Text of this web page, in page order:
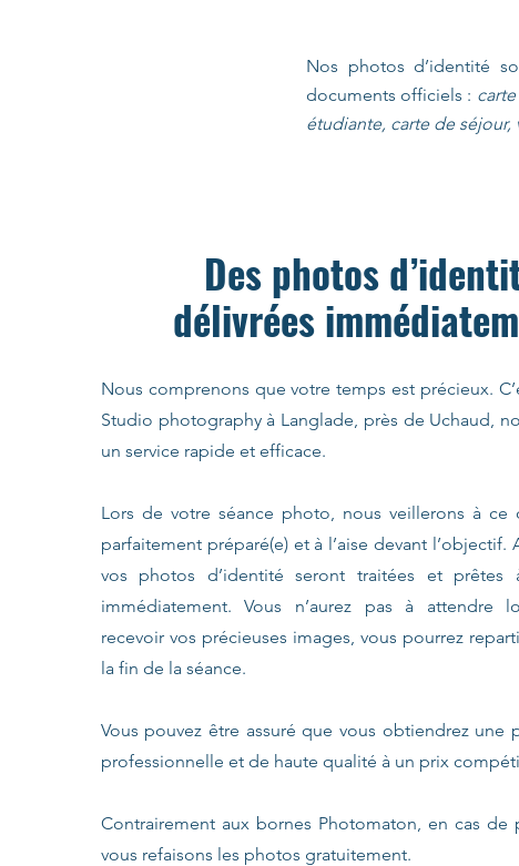
Nos photos d’identité
documents officiels :
étudiante, carte de
Des photos
délivrées
Nous comprenons que votre temps est précieux.
Studio photography à Langlade, près de Uchaud,
un service rapide et efficace.
Lors de votre séance photo, nous veillerons à ce
parfaitement préparé(e) et à l’aise devant l’objectif.
vos photos d’identité seront traitées et prêtes
immédiatement. Vous n’aurez pas à attendre
recevoir vos précieuses images, vous pourrez
la fin de la séance.
Vous pouvez être assuré que vous obtiendrez une
professionnelle et de haute qualité à un prix
Contrairement aux bornes Photomaton, en cas de
vous refaisons les photos gratuitement.